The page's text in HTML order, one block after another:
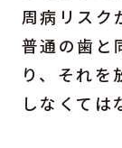
周病リスク
普通の歯と
り、それを
しなくては